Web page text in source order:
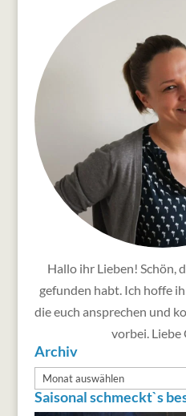
Hallo ihr Lieben! Schön,
gefunden habt. Ich hoffe
die euch ansprechen und
vorbei. Liebe
Archiv
Archiv
Saisonal schmeckt`s